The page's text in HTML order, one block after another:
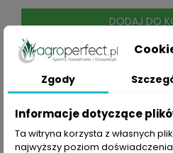
DODAJ DO
Zgody
Informacje dotyczące
Ta witryna korzysta z własnych
najwyższy poziom